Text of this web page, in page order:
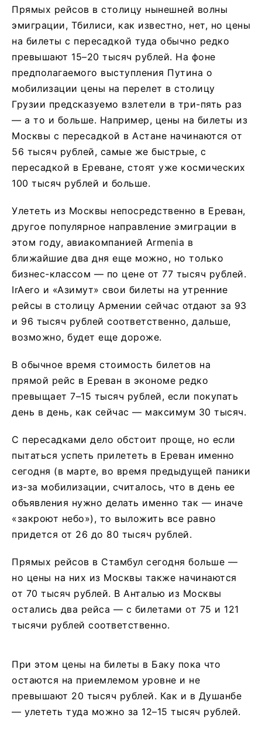
Прямых рейсов в столицу нынешней волны
эмиграции, Тбилиси, как известно, нет, но цены
на билеты с пересадкой туда обычно редко
превышают 15–20 тысяч рублей. На фоне
предполагаемого выступления Путина о
мобилизации цены на перелет в столицу
Грузии предсказуемо взлетели в три-пять раз
— а то и больше. Например, цены на билеты из
Москвы с пересадкой в Астане начинаются от
56 тысяч рублей, самые же быстрые, с
пересадкой в Ереване, стоят уже космических
100 тысяч рублей и больше.
Улететь из Москвы непосредственно в Ереван,
другое популярное направление эмиграции в
этом году, авиакомпанией Armenia в
ближайшие два дня еще можно, но только
бизнес-классом — по цене от 77 тысяч рублей.
IrAero и «Азимут» свои билеты на утренние
рейсы в столицу Армении сейчас отдают за 93
и 96 тысяч рублей соответственно, дальше,
возможно, будет еще дороже.
В обычное время стоимость билетов на
прямой рейс в Ереван в экономе редко
превыщает 7–15 тысяч рублей, если покупать
день в день, как сейчас — максимум 30 тысяч.
С пересадками дело обстоит проще, но если
пытаться успеть прилететь в Ереван именно
сегодня (в марте, во время предыдущей паники
из-за мобилизации, считалось, что в день ее
объявления нужно делать именно так — иначе
«закроют небо»), то выложить все равно
придется от 26 до 80 тысяч рублей.
Прямых рейсов в Стамбул сегодня больше —
но цены на них из Москвы также начинаются
от 70 тысяч рублей. В Анталью из Москвы
остались два рейса — с билетами от 75 и 121
тысячи рублей соответственно.
При этом цены на билеты в Баку пока что
остаются на приемлемом уровне и не
превышают 20 тысяч рублей. Как и в Душанбе
— улететь туда можно за 12–15 тысяч рублей.